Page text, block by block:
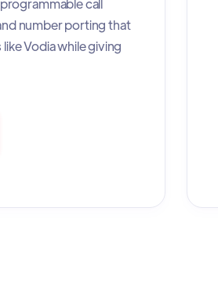
call
number porting that
Vodia while giving